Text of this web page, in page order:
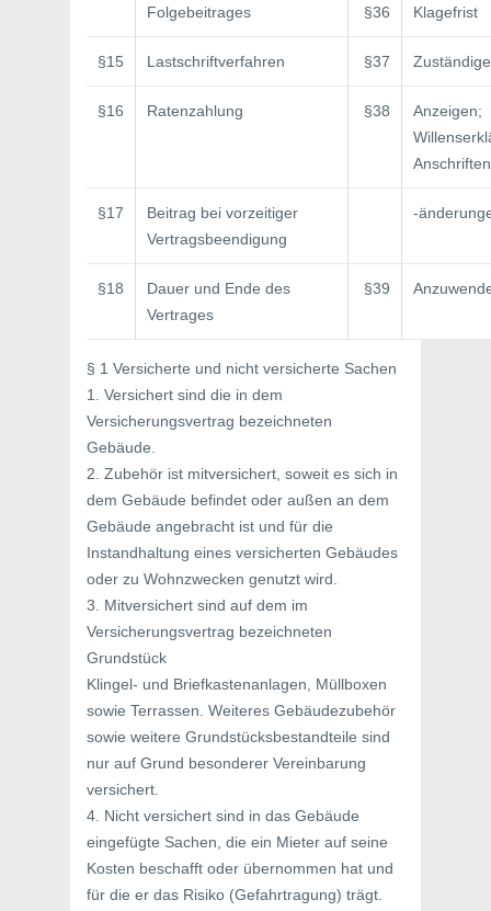
Folgebeitrages §36 Klagefrist
§15 Lastschriftverfahren §37
§16 Ratenzahlung §38
Anzeigen;
Anschriften­
§17
Beitrag bei vorzeitiger
Vertragsbeendigung
-
§18
Dauer und Ende des
Vertrages
§39
§ 1 Versicherte und nicht versicherte Sachen
1. Versichert sind die in dem
Versicherungsvertrag bezeichneten
Gebäude.
2. Zubehör ist mitversichert, soweit es sich in
dem Gebäude befindet oder außen an dem
Gebäude angebracht ist und für die
Instandhaltung eines versicherten Gebäudes
oder zu Wohnzwecken genutzt wird.
3. Mitversichert sind auf dem im
Versicherungsvertrag bezeichneten
Grundstück
Klingel- und Briefkastenanlagen, Müllboxen
sowie Terrassen. Weiteres Gebäudezubehör
sowie weitere Grundstücksbestandteile sind
nur auf Grund besonderer Vereinbarung
versichert.
4. Nicht versichert sind in das Gebäude
eingefügte Sachen, die ein Mieter auf seine
Kosten beschafft oder übernommen hat und
für die er das Risiko (Gefahrtragung) trägt.